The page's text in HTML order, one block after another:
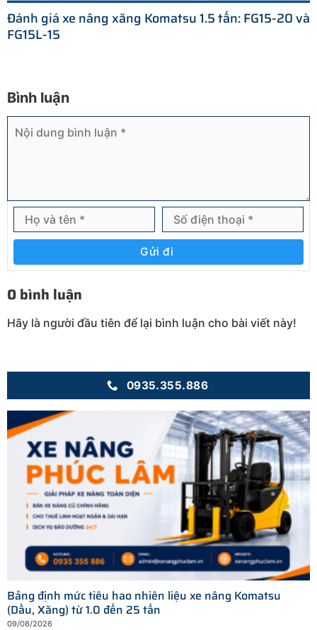
Đánh giá xe nâng xăng Komatsu 1.5 tấn: FG15-20 và
FG15L-15
Bình luận
Gửi đi
0 bình luận
Hãy là người đầu tiên để lại bình luận cho bài viết này!
0935.355.886
Bảng định mức tiêu hao nhiên liệu xe nâng Komatsu
(Dầu, Xăng) từ 1.0 đến 25 tấn
09/08/2026